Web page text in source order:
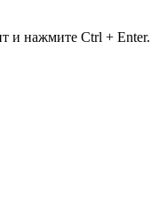
и нажмите Ctrl + Enter.